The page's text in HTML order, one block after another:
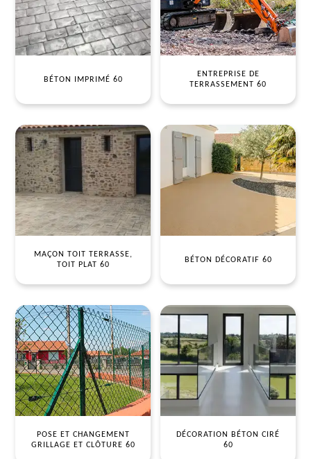
BÉTON IMPRIMÉ 60
ENTREPRISE DE
TERRASSEMENT 60
MAÇON TOIT TERRASSE,
TOIT PLAT 60
BÉTON DÉCORATIF 60
POSE ET CHANGEMENT
GRILLAGE ET CLÔTURE 60
DÉCORATION BÉTON CIRÉ
60